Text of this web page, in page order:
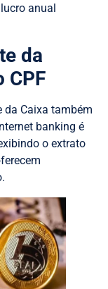
anual
da
CPF
da Caixa também
banking é
o extrato